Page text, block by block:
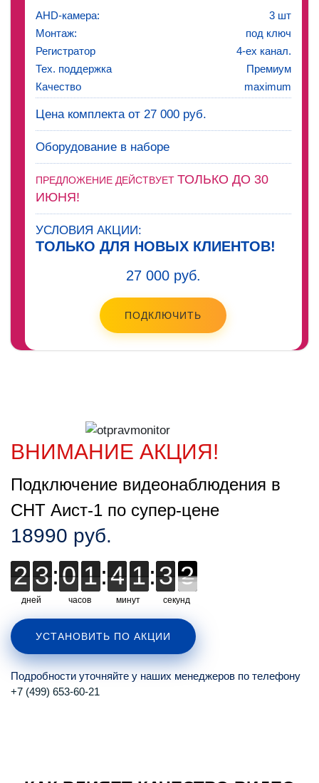
AHD-камера:
3 шт
Монтаж:
под ключ
Регистратор
4-ех канал.
Тех. поддержка
Премиум
Качество
maximum
Цена комплекта от 27 000 руб.
Оборудование в наборе
ПРЕДЛОЖЕНИЕ ДЕЙСТВУЕТ ТОЛЬКО ДО 30
ИЮНЯ!
УСЛОВИЯ АКЦИИ:
ТОЛЬКО ДЛЯ НОВЫХ КЛИЕНТОВ!
27 000 руб.
ПОДКЛЮЧИТЬ
ВНИМАНИЕ АКЦИЯ!
Подключение видеонаблюдения в
СНТ Аист-1 по супер-цене
18990 руб.
дней
2
2 3
3:
часов
0
0 1
1:
минут
4
4 1
1:
секунд
3
3 1
2
1
УСТАНОВИТЬ ПО АКЦИИ
Подробности уточняйте у наших менеджеров по телефону
+7 (499) 653-60-21